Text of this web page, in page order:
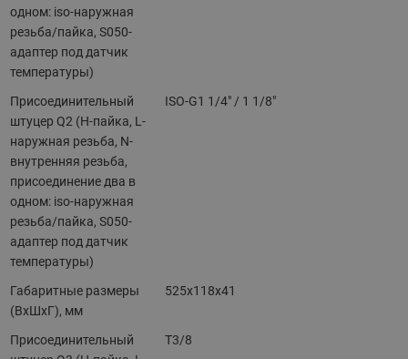
одном: iso-наружная
резьба/пайка, S050-
адаптер под датчик
температуры)
Присоединительный
штуцер Q2 (H-пайка, L-
наружная резьба, N-
внутренняя резьба,
присоединение два в
одном: iso-наружная
резьба/пайка, S050-
адаптер под датчик
температуры)
ISO-G1 1/4" / 1 1/8"
Габаритные размеры
(ВхШхГ), мм
525х118х41
Присоединительный
T3/8